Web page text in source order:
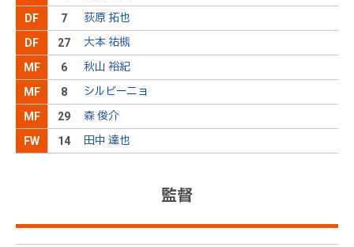
後半 7分
本間がペナルティエリア手前から左前方にパスを出
す。荻原が反応し、ペナルティエリア左から左足で
抑えたシュートを放つも、ＧＫにセーブされてしま
う
後半6分
右ＣＫを獲得。キッカーの島田が左足でニアに低い
ボールを送るも、相手にブロックされてしまう
後半2分
本間が佐藤に倒されて足を痛める。しかし、大事に
は至らず、すぐにプレーに復帰する
１３中島ＯＵＴ→２７大本ＩＮ
３３高木ＯＵＴ→７荻原ＩＮ
DF 7 荻原 拓也
DF 27 大本 祐槻
MF 6 秋山 裕紀
MF 8 シルビーニョ
MF 29 森 俊介
FW 14 田中 達也
監督